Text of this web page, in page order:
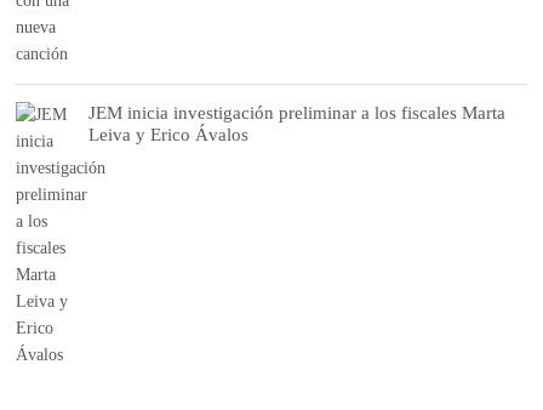
JEM inicia investigación preliminar a los fiscales Marta
Leiva y Erico Ávalos